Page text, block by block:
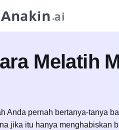
Melatih
Anda pernah bertanya-tanya
jika itu hanya menghabiskan